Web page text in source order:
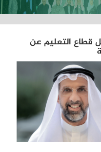
قطاع التعليم عن